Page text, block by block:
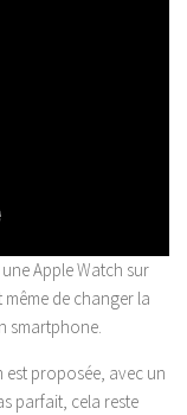
Apple Watch sur
de changer la
smartphone.
est proposée, avec un
parfait, cela reste